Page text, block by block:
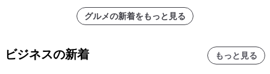
グルメの新着をもっと見る
ビジネスの新着 もっと見る